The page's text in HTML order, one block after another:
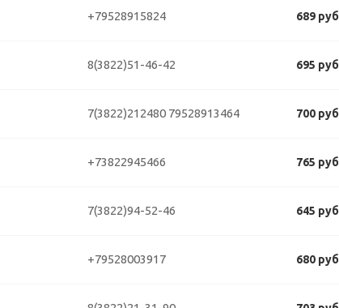
+79528915824 689
8(3822)51-46-42 695
7(3822)212480 79528913464 700
+73822945466 765
7(3822)94-52-46 645
+79528003917 680